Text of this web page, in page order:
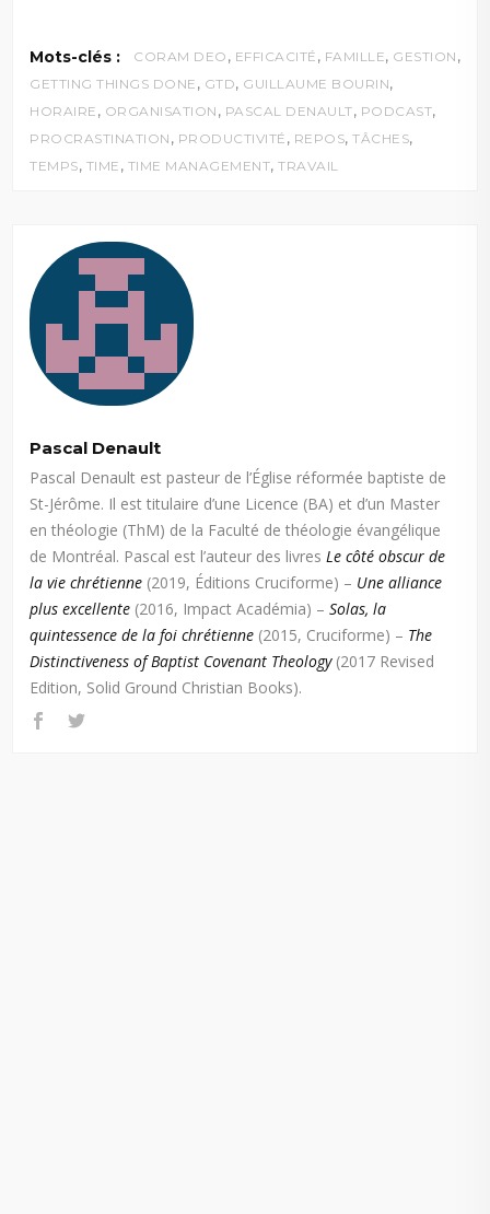
Mots-clés : CORAM DEO , EFFICACITÉ , FAMILLE, GESTION ,
GETTING THINGS DONE , GTD, GUILLAUME BOURIN,
HORAIRE , ORGANISATION , PASCAL DENAULT, PODCAST,
PROCRASTINATION , PRODUCTIVITÉ , REPOS,TÂCHES,
TEMPS, TIME , TIME MANAGEMENT,TRAVAIL
Pascal Denault
Pascal Denault est pasteur de l’Église réformée baptiste de
St-Jérôme. Il est titulaire d’une Licence (BA) et d’un Master
en théologie (ThM) de la Faculté de théologie évangélique
de Montréal. Pascal est l’auteur des livresLe côté obscur de
la vie chrétienne (2019, Éditions Cruciforme) – Une alliance
plus excellente (2016, Impact Académia) –Solas, la
quintessence de la foi chrétienne (2015, Cruciforme) – The
Distinctiveness of Baptist Covenant Theology(2017 Revised
Edition, Solid Ground Christian Books).